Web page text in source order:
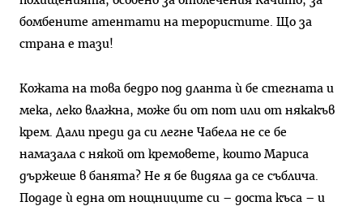
бомбените атентати на терористите. Що за
страна е тази!
Кожата на това бедро под дланта ѝ бе стегната и
мека, леко влажна, може би от пот или от някакъв
крем. Дали преди да си легне Чабела не се бе
намазала с някой от кремовете, които Мариса
държеше в банята? Не я бе видяла да се съблича.
Подаде ѝ една от нощниците си – доста къса – и